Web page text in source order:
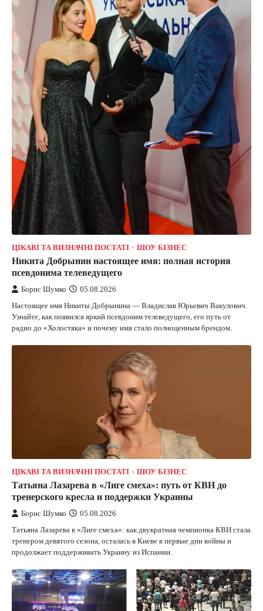
ЦІКАВІ ТА ВИЗНАЧНІ ПОСТАТІ ШОУ БІЗНЕС
Никита Добрынин настоящее имя: полная история
псевдонима телеведущего
Борис Шумко 05.08.2026
Настоящее имя Никиты Добрынина — Владислав Юрьевич Вакулович.
Узнайте, как появился яркий псевдоним телеведущего, его путь от
радио до «Холостяка» и почему имя стало полноценным брендом.
ЦІКАВІ ТА ВИЗНАЧНІ ПОСТАТІ ШОУ БІЗНЕС
Татьяна Лазарева в «Лиге смеха»: путь от КВН до
тренерского кресла и поддержки Украины
Борис Шумко 05.08.2026
Татьяна Лазарева в «Лиге смеха»: как двукратная чемпионка КВН стала
тренером девятого сезона, осталась в Киеве в первые дни войны и
продолжает поддерживать Украину из Испании.